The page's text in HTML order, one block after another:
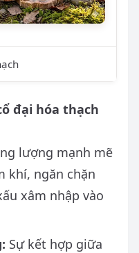
đại hóa thạch
lượng mạnh mẽ
khí, ngăn chặn
xâm nhập vào
Sự kết hợp giữa